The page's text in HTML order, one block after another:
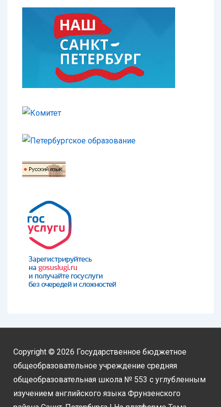
Copyright © 2026 Государственное бюджетное
общеобразовательное учреждение средняя
общеобразовательная школа № 553 с углубленным
изучением английского языка Фрунзенского